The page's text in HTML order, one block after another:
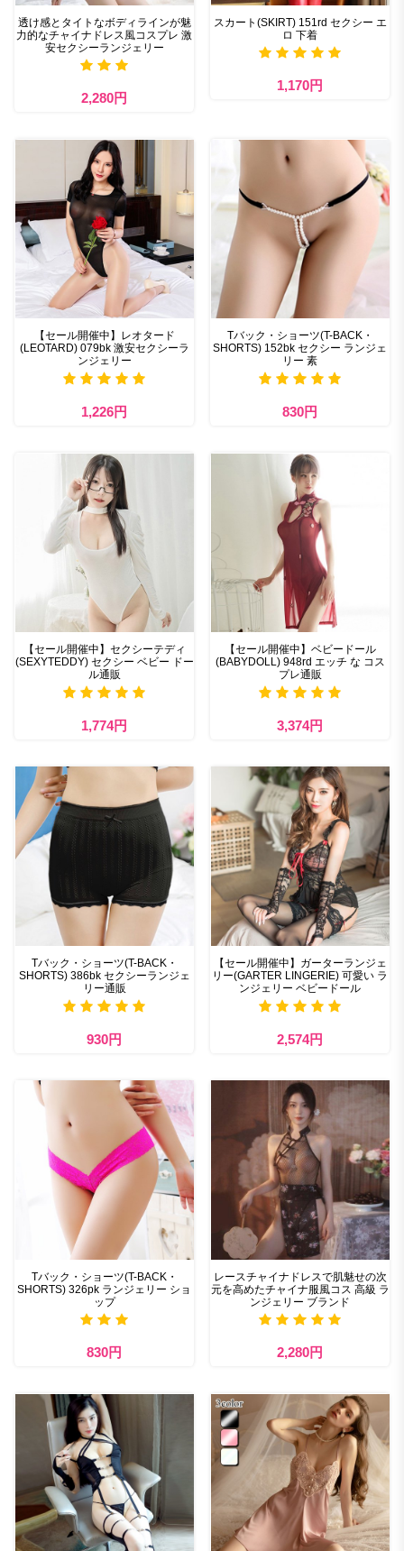
透け感とタイトなボディラインが魅
力的なチャイナドレス風コスプレ 激
安セクシーランジェリー
2,280円
スカート(SKIRT) 151rd セクシー エ
ロ 下着
1,170円
【セール開催中】レオタード
(LEOTARD) 079bk 激安セクシーラ
ンジェリー
1,226円
Tバック・ショーツ(T-BACK・
SHORTS) 152bk セクシー ランジェ
リー 素
830円
【セール開催中】セクシーテディ
(SEXYTEDDY) セクシー ベビー ドー
ル通販
1,774円
【セール開催中】ベビードール
(BABYDOLL) 948rd エッチ な コス
プレ通販
3,374円
Tバック・ショーツ(T-BACK・
SHORTS) 386bk セクシーランジェ
リー通販
930円
【セール開催中】ガーターランジェ
リー(GARTER LINGERIE) 可愛い ラ
ンジェリー ベビードール
2,574円
Tバック・ショーツ(T-BACK・
SHORTS) 326pk ランジェリー ショ
ップ
830円
レースチャイナドレスで肌魅せの次
元を高めたチャイナ服風コス 高級 ラ
ンジェリー ブランド
2,280円